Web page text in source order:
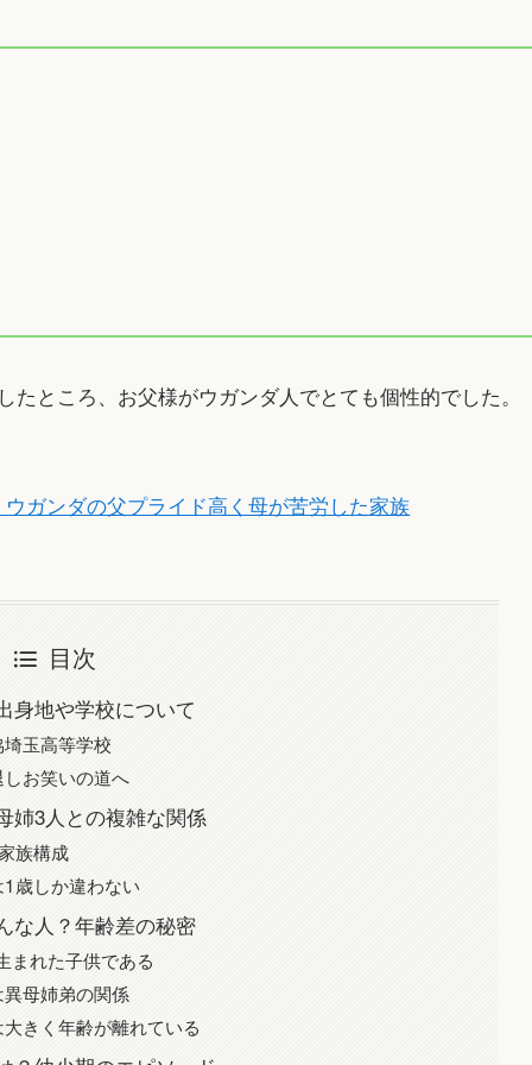
たところ、お父様がウガンダ人でとても個性的でした。
ガンダの父プライド高く母が苦労した家族
目次
身地や学校について
玉高等学校
お笑いの道へ
姉3人との複雑な関係
族構成
歳しか違わない
な人？年齢差の秘密
まれた子供である
母姉弟の関係
きく年齢が離れている